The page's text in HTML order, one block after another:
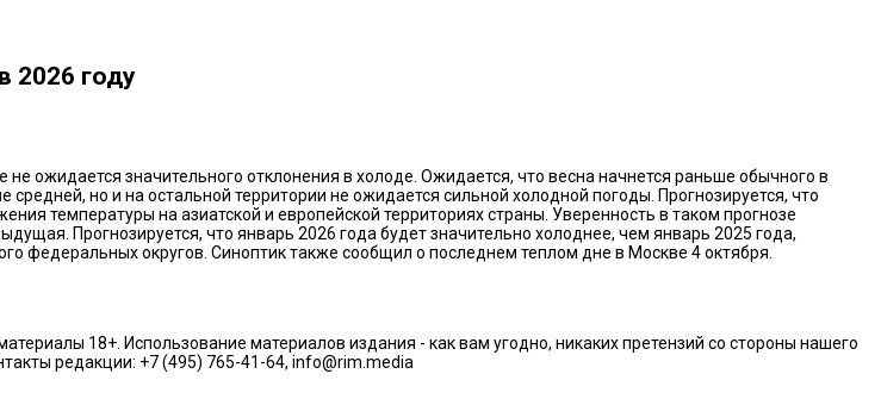
2026 году
ожидается значительного отклонения в холоде. Ожидается, что весна начнется раньше обычного в
но и на остальной территории не ожидается сильной холодной погоды. Прогнозируется, что
температуры на азиатской и европейской территориях страны. Уверенность в таком прогнозе
Прогнозируется, что январь 2026 года будет значительно холоднее, чем январь 2025 года,
федеральных округов. Синоптик также сообщил о последнем теплом дне в Москве 4 октября.
18+. Использование материалов издания - как вам угодно, никаких претензий со стороны нашего
редакции: +7 (495) 765-41-64, info@rim.media